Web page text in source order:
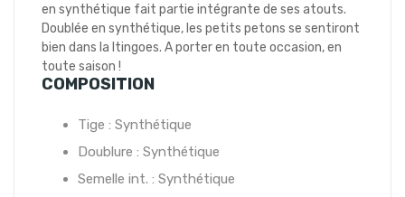
en synthétique fait partie intégrante de ses atouts.
Doublée en synthétique, les petits petons se sentiront
bien dans la Itingoes. A porter en toute occasion, en
toute saison !
COMPOSITION
Tige : Synthétique
Doublure : Synthétique
Semelle int. : Synthétique